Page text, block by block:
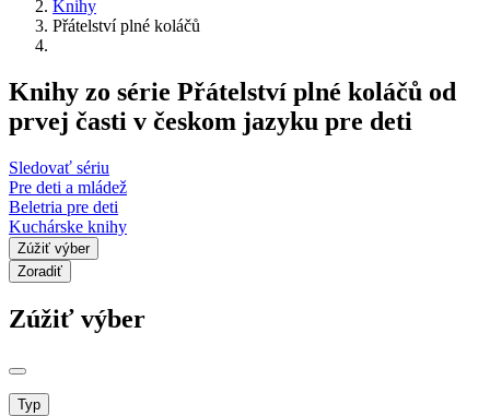
Knihy
Přátelství plné koláčů
Knihy zo série Přátelství plné koláčů od
prvej časti v českom jazyku pre deti
Sledovať sériu
Pre deti a mládež
Beletria pre deti
Kuchárske knihy
Zúžiť výber
Zoradiť
Zúžiť výber
Typ